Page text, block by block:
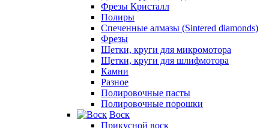
Фрезы Кристалл
Полиры
Спеченные алмазы (Sintered diamonds)
Фрезы
Щетки, круги для микромотора
Щетки, круги для шлифмотора
Камни
Разное
Полировочные пасты
Полировочные порошки
Воск
Прикусной воск